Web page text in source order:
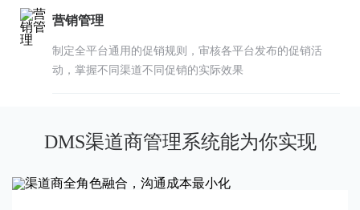
营销管理
制定全平台通用的促销规则，审核各平台发布的促销活
动，掌握不同渠道不同促销的实际效果
DMS渠道商管理系统能为你实现